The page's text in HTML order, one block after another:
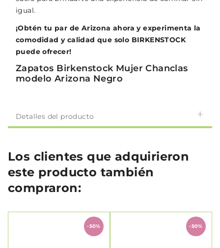
igual.
¡Obtén tu par de Arizona ahora y experimenta la
comodidad y calidad que solo BIRKENSTOCK
puede ofrecer!
Zapatos Birkenstock Mujer Chanclas
modelo Arizona Negro
Detalles del producto
Los clientes que adquirieron
este producto también
compraron:
-50% -50%